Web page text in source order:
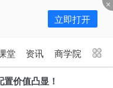
立即打开
堂 资讯 商学院
直播 商学院
价值凸显！